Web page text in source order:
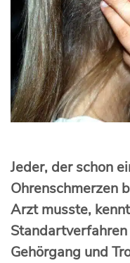
Jeder, der schon
Ohrenschmerzen
Arzt musste,
Gehörgang und